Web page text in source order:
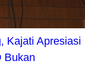
Kajati Apresiasi
Bukan